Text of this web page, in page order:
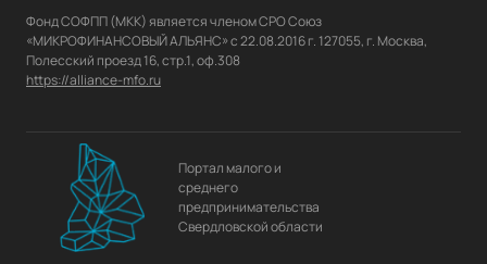
Фонд СОФПП (МКК) является членом СРО Союз
«МИКРОФИНАНСОВЫЙ АЛЬЯНС» с 22.08.2016 г. 127055, г. Москва,
https://alliance-mfo.ru
Портал малого и
среднего
предпринимательства
Свердловской области